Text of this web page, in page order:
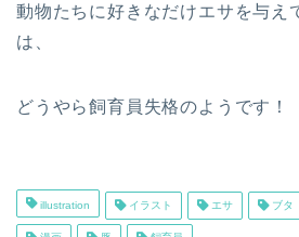
動物たちに好きなだけエサを与え
は、
どうやら飼育員失格のようです！
illustration イラスト エサ ブタ